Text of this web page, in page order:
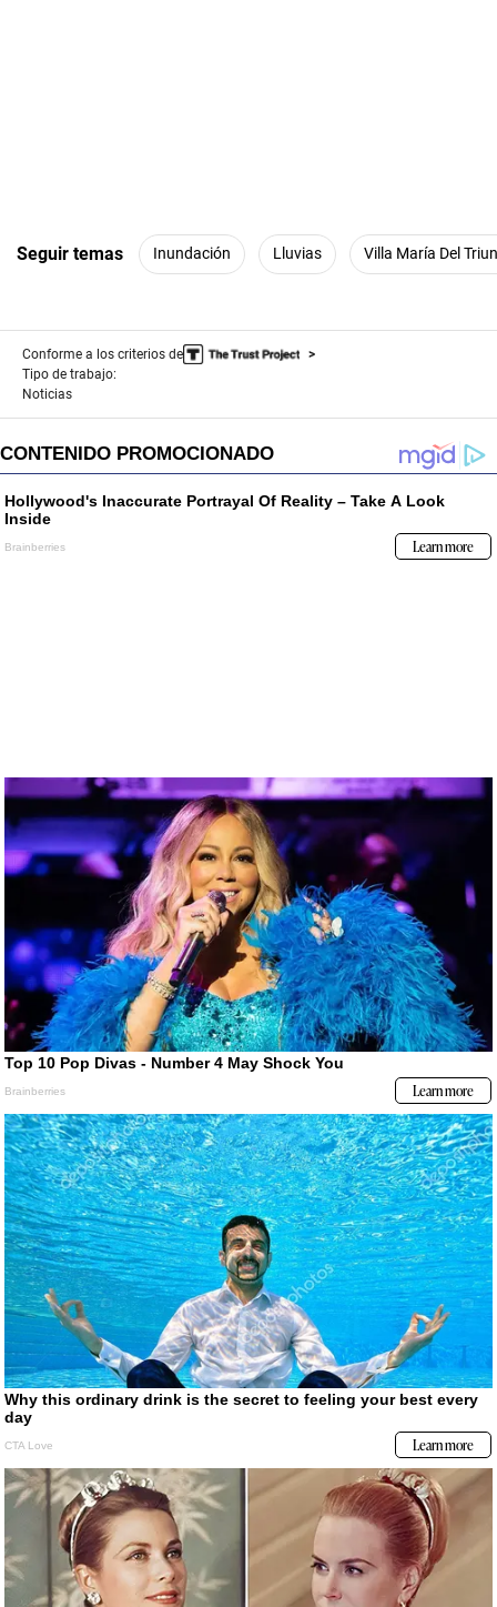
Seguir temas Inundación Lluvias Villa María Del
Conforme a los criterios de
Tipo de trabajo:
Noticias